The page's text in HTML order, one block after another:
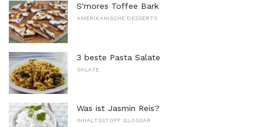
S'mores Toffee Bark
AMERIKANISCHE DESSERTS
3 beste Pasta Salate
SALATE
Was ist Jasmin Reis?
INHALTSSTOFF GLOSSAR